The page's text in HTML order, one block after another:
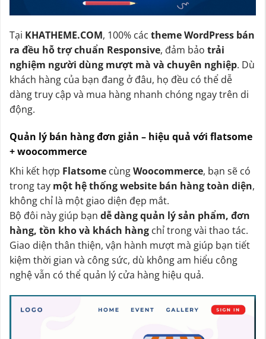
Tại KHATHEME.COM, 100% các theme WordPress bán
ra đều hỗ trợ chuẩn Responsive, đảm bảo trải
nghiệm người dùng mượt mà và chuyên nghiệp. Dù
khách hàng của bạn đang ở đâu, họ đều có thể dễ
dàng truy cập và mua hàng nhanh chóng ngay trên di
động.
Quản lý bán hàng đơn giản – hiệu quả với flatsome
+ woocommerce
Khi kết hợp Flatsome cùngWoocommerce, bạn sẽ có
trong tay một hệ thống website bán hàng toàn diện,
không chỉ là một giao diện đẹp mắt.
Bộ đôi này giúp bạn dễ dàng quản lý sản phẩm, đơn
hàng, tồn kho và khách hàng chỉ trong vài thao tác.
Giao diện thân thiện, vận hành mượt mà giúp bạn tiết
kiệm thời gian và công sức, dù không am hiểu công
nghệ vẫn có thể quản lý cửa hàng hiệu quả.